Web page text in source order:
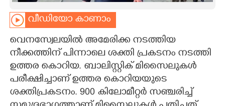
ASTRO
CARTOONS
LITERATURE
വീഡിയോ കാണാം
വെനസ്വേലയിൽ അമേരിക്ക നടത്തിയ
നീക്കത്തിന് പിന്നാലെ ശക്തി പ്രകടനം നടത്തി
ഉത്തര കൊറിയ. ബാലിസ്റ്റിക് മിസൈലുകൾ
പരീക്ഷിച്ചാണ് ഉത്തര കൊറിയയുടെ
ശക്തിപ്രകടനം. 900 കിലോമീറ്റർ സഞ്ചരിച്ച്